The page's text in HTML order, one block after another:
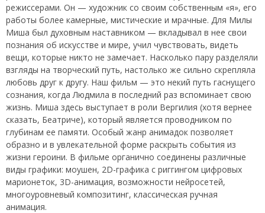
режиссерами. Он — художник со своим собственным «я», его
работы более камерные, мистические и мрачные. Для Милы
Миша был духовным наставником — вкладывал в нее свои
познания об искусстве и мире, учил чувствовать, видеть
вещи, которые никто не замечает. Насколько пару разделяли
взгляды на творческий путь, настолько же сильно скрепляла
любовь друг к другу. Наш фильм — это некий путь гаснущего
сознания, когда Людмила в последний раз вспоминает свою
жизнь. Миша здесь выступает в роли Вергилия (хотя вернее
сказать, Беатриче), который является проводником по
глубинам ее памяти. Особый жанр анимадок позволяет
образно и в увлекательной форме раскрыть события из
жизни героини. В фильме органично соединены различные
виды графики: моушен, 2D-графика с риггингом цифровых
марионеток, 3D-анимация, возможности нейросетей,
многоуровневый композитинг, классическая ручная
анимация.